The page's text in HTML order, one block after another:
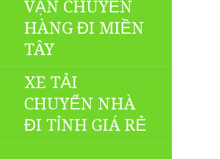
VẬN CHUYỂN
HÀNG ĐI MIỀN
TÂY
XE TẢI
CHUYỂN NHÀ
ĐI TỈNH GIÁ RẺ